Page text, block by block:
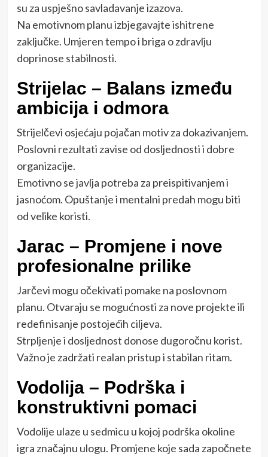
su za uspješno savladavanje izazova.
Na emotivnom planu izbjegavajte ishitrene
zaključke. Umjeren tempo i briga o zdravlju
doprinose stabilnosti.
Strijelac – Balans između
ambicija i odmora
Strijelčevi osjećaju pojačan motiv za dokazivanjem.
Poslovni rezultati zavise od dosljednosti i dobre
organizacije.
Emotivno se javlja potreba za preispitivanjem i
jasnoćom. Opuštanje i mentalni predah mogu biti
od velike koristi.
Jarac – Promjene i nove
profesionalne prilike
Jarčevi mogu očekivati pomake na poslovnom
planu. Otvaraju se mogućnosti za nove projekte ili
redefinisanje postojećih ciljeva.
Strpljenje i dosljednost donose dugoročnu korist.
Važno je zadržati realan pristup i stabilan ritam.
Vodolija – Podrška i
konstruktivni pomaci
Vodolije ulaze u sedmicu u kojoj podrška okoline
igra značajnu ulogu. Promjene koje sada započnete